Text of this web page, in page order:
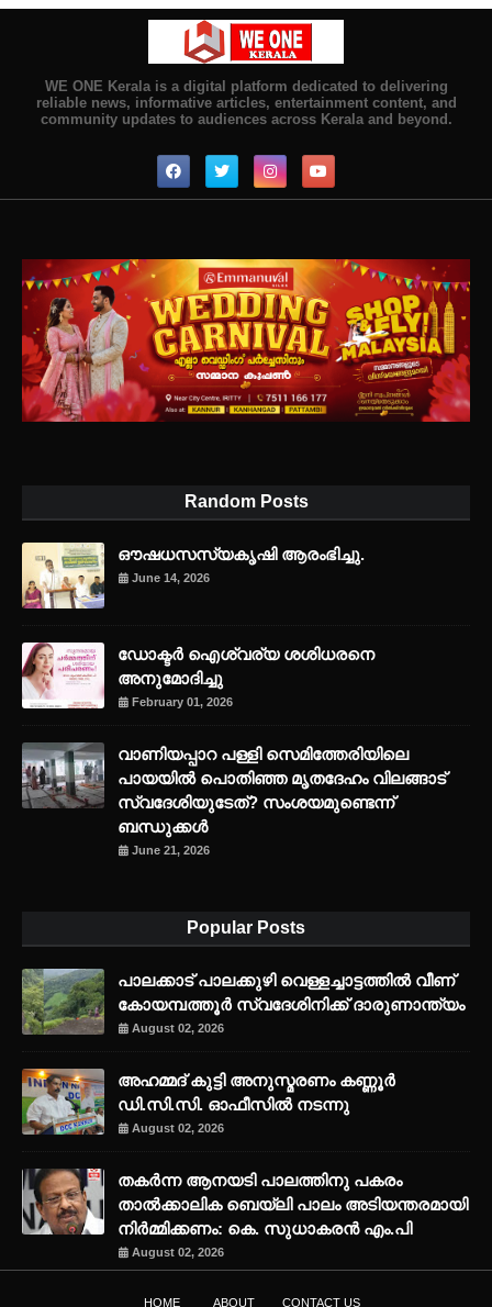
WE ONE Kerala is a digital platform dedicated to delivering
reliable news, informative articles, entertainment content, and
community updates to audiences across Kerala and beyond.
Random Posts
ഔഷധസസ്യകൃഷി ആരംഭിച്ചു.
June 14, 2026
ഡോക്ടർ ഐശ്വര്യ ശശിധരനെ
അനുമോദിച്ചു
February 01, 2026
വാണിയപ്പാറ പള്ളി സെമിത്തേരിയിലെ
പായയിൽ പൊതിഞ്ഞ മൃതദേഹം വിലങ്ങാട്
സ്വദേശിയുടേത്? സംശയമുണ്ടെന്ന്
ബന്ധുക്കൾ
June 21, 2026
Popular Posts
പാലക്കാട് പാലക്കുഴി വെള്ളച്ചാട്ടത്തില്‍ വീണ്
കോയമ്പത്തൂര്‍ സ്വദേശിനിക്ക് ദാരുണാന്ത്യം
August 02, 2026
അഹമ്മദ് കുട്ടി അനുസ്മരണം കണ്ണൂർ
ഡി.സി.സി. ഓഫീസിൽ നടന്നു
August 02, 2026
തകർന്ന ആനയടി പാലത്തിനു പകരം
താൽക്കാലിക ബെയ്‌ലി പാലം അടിയന്തരമായി
നിർമ്മിക്കണം: കെ. സുധാകരൻ എം.പി
August 02, 2026
HOME ABOUT CONTACT US